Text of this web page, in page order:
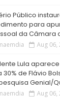
Público
para
da Câmara
Aug 06,
Lula
30% de Flávio
Genial/
Aug 06,